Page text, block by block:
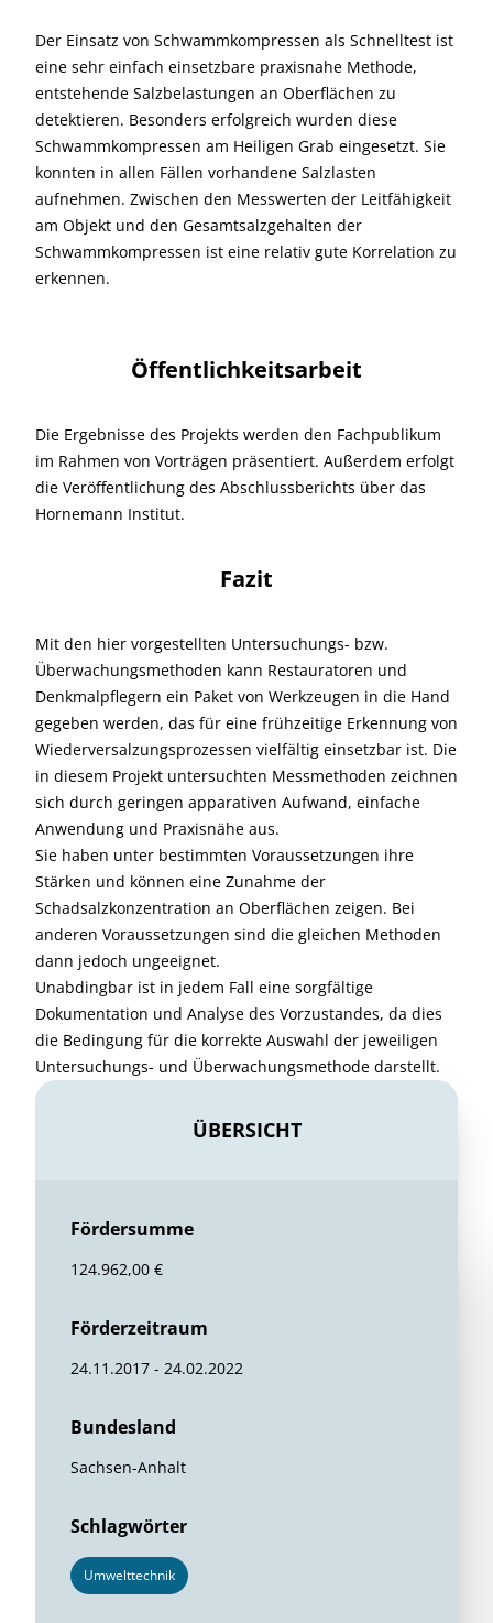
Der Einsatz von Schwammkompressen als Schnelltest ist
eine sehr einfach einsetzbare praxisnahe Methode,
entstehende Salzbelastungen an Oberflächen zu
detektieren. Besonders erfolgreich wurden diese
Schwammkompressen am Heiligen Grab eingesetzt. Sie
konnten in allen Fällen vorhandene Salzlasten
aufnehmen. Zwischen den Messwerten der Leitfähigkeit
am Objekt und den Gesamtsalzgehalten der
Schwammkompressen ist eine relativ gute Korrelation zu
erkennen.
Öffentlichkeitsarbeit
Die Ergebnisse des Projekts werden den Fachpublikum
im Rahmen von Vorträgen präsentiert. Außerdem erfolgt
die Veröffentlichung des Abschlussberichts über das
Hornemann Institut.
Fazit
Mit den hier vorgestellten Untersuchungs- bzw.
Überwachungsmethoden kann Restauratoren und
Denkmalpflegern ein Paket von Werkzeugen in die Hand
gegeben werden, das für eine frühzeitige Erkennung von
Wiederversalzungsprozessen vielfältig einsetzbar ist. Die
in diesem Projekt untersuchten Messmethoden zeichnen
sich durch geringen apparativen Aufwand, einfache
Anwendung und Praxisnähe aus.
Sie haben unter bestimmten Voraussetzungen ihre
Stärken und können eine Zunahme der
Schadsalzkonzentration an Oberflächen zeigen. Bei
anderen Voraussetzungen sind die gleichen Methoden
dann jedoch ungeeignet.
Unabdingbar ist in jedem Fall eine sorgfältige
Dokumentation und Analyse des Vorzustandes, da dies
die Bedingung für die korrekte Auswahl der jeweiligen
Untersuchungs- und Überwachungsmethode darstellt.
ÜBERSICHT
Fördersumme
124.962,00 €
Förderzeitraum
24.11.2017 - 24.02.2022
Bundesland
Sachsen-Anhalt
Schlagwörter
Umwelttechnik